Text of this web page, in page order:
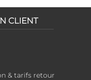
CLIENT
& tarifs retour